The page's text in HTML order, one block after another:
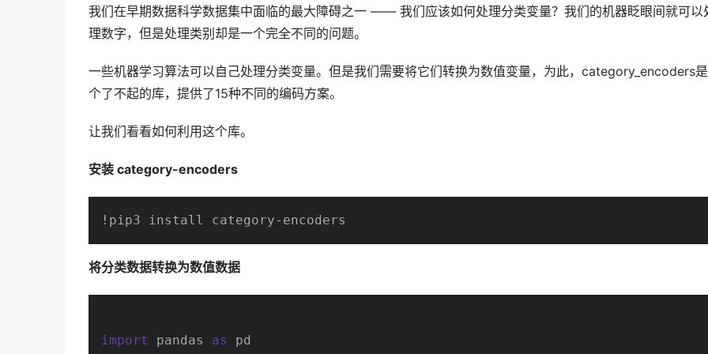
我们在早期数据科学数据集中面临的最大障碍之一 —— 我们应该如何处理分类变量？我们的机器眨眼间就可以
理数字，但是处理类别却是一个完全不同的问题。
一些机器学习算法可以自己处理分类变量。但是我们需要将它们转换为数值变量，为此，category_encoders
个了不起的库，提供了15种不同的编码方案。
让我们看看如何利用这个库。
安装 category-encoders
!pip3 install category-encoders
将分类数据转换为数值数据
import pandas as